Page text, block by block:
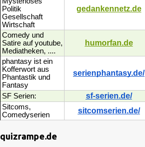
Politik
Gesellschaft
Wirtschaft
gedankennetz.de
Comedy und
Satire auf youtube,
Mediatheken, ....
humorfan.de
phantasy ist ein
Kofferwort aus
Phantastik und
Fantasy
serienphantasy.de/
SF Serien: sf-serien.de/
Sitcoms,
Comedyserien
sitcomserien.de/
quizrampe.de